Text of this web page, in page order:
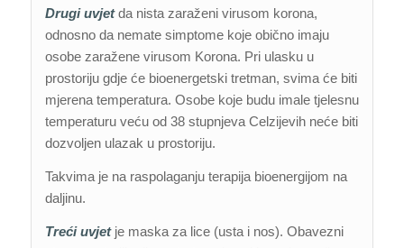
Drugi uvjetda nista zaraženi virusom korona,
odnosno da nemate simptome koje obično imaju
osobe zaražene virusom Korona. Pri ulasku u
prostoriju gdje će bioenergetski tretman, svima će biti
mjerena temperatura. Osobe koje budu imale tjelesnu
temperaturu veću od 38 stupnjeva Celzijevih neće biti
dozvoljen ulazak u prostoriju.
Takvima je na raspolaganju terapija bioenergijom na
daljinu.
Treći uvjet je maska za lice (usta i nos). Obavezni